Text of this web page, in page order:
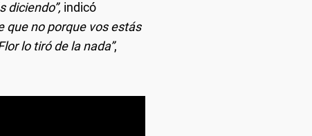
diciendo”, indicó
que no porque vos estás
lo tiró de la nada”,